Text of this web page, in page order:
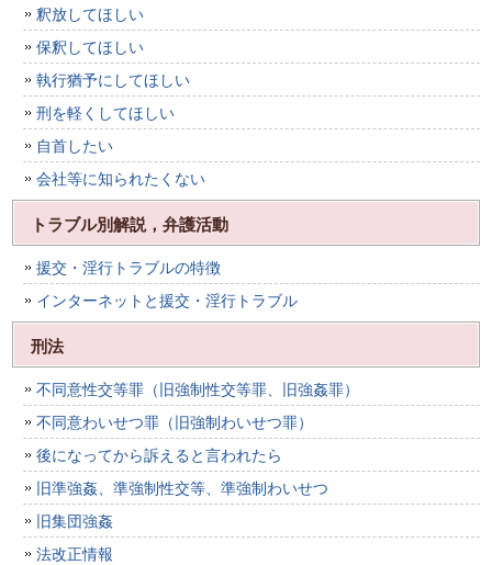
釈放してほしい
保釈してほしい
執行猶予にしてほしい
刑を軽くしてほしい
自首したい
会社等に知られたくない
トラブル別解説，弁護活動
援交・淫行トラブルの特徴
インターネットと援交・淫行トラブル
刑法
不同意性交等罪（旧強制性交等罪、旧強姦罪）
不同意わいせつ罪（旧強制わいせつ罪）
後になってから訴えると言われたら
旧準強姦、準強制性交等、準強制わいせつ
旧集団強姦
法改正情報